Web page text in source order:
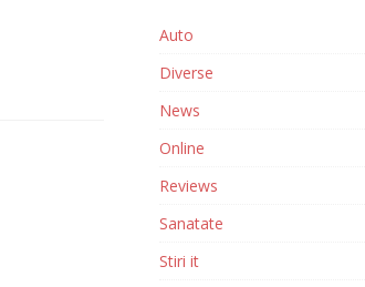
Auto
Diverse
News
Online
Reviews
Sanatate
Stiri it